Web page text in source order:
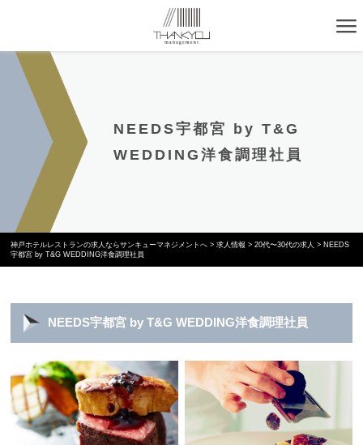
NEEDS宇都宮 by T&G
WEDDING洋食調理社員
神戸ホテルレストランの求人ならサンキューマネジメントへ >求人情報 >20代〜30代の求人 > NEEDS
宇都宮 by T&G WEDDING洋食調理社員
NEEDS宇都宮 by T&G WEDDING洋食調理社員